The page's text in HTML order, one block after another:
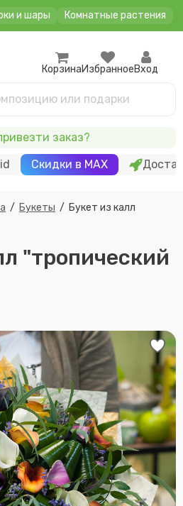
и шары Комнатные растения
или подарки
КорзинаИзбранноеВход
Скидки в MAX
заказ?
/ Букеты / Букет из калл